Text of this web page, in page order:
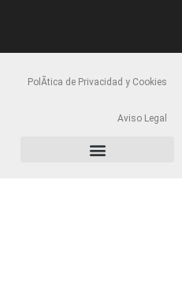
PolÃ­tica de Privacidad y Cookies
Aviso Legal